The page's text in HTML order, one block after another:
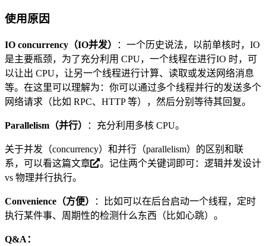
使用原因
IO concurrency（IO并发）
：一个历史说法，以前单核时，IO
是主要瓶颈，为了充分利用 CPU，一个线程在进行IO 时，可
以让出 CPU，让另一个线程进行计算、读取或发送网络消息
等。在这里可以理解为：你可以通过多个线程并行的发送多个
网络请求（比如 RPC、HTTP 等），然后分别等待其回复。
Parallelism（并行） ：充分利用多核 CPU。
关于并发（concurrency）和并行（parallelism）的区别和联
系，可以看这篇文章
。记住两个关键词即可：逻辑并发设计
vs 物理并行执行。
Convenience（方便）
：比如可以在后台启动一个线程，定时
执行某件事、周期性的检测什么东西（比如心跳）。
Q&A：